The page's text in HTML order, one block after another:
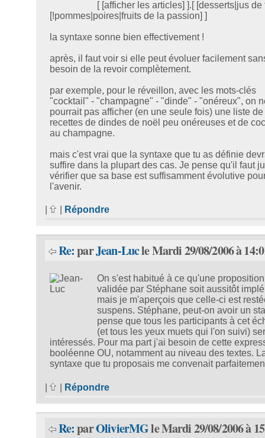
[ [afficher les articles] ].[ [desserts|jus de
[!pommes|poires|fruits de la passion] ]
la syntaxe sonne bien effectivement !
après, il faut voir si elle peut évoluer facilement
besoin de la revoir complètement.
par exemple, pour le réveillon, avec les mots-clés
"cocktail" - "champagne" - "dinde" - "onéreux", on
pourrait pas afficher (en une seule fois) une liste de
recettes de dindes de noël peu onéreuses et de
au champagne.
mais c'est vrai que la syntaxe que tu as définie
suffire dans la plupart des cas. Je pense qu'il faut
vérifier que sa base est suffisamment évolutive
l'avenir.
Répondre
Re:parJean-Lucle Mardi 29/08/2006 à
On s'est habitué à ce qu'une proposition
validée par Stéphane soit aussitôt
mais je m'aperçois que celle-ci est
suspens. Stéphane, peut-on avoir un
pense que tous les participants à cet
(et tous les yeux muets qui l'on suivi)
intéressés. Pour ma part j'ai besoin de cette
booléenne OU, notamment au niveau des textes.
syntaxe que tu proposais me convenait
Répondre
Re:parOlivierMGle Mardi 29/08/2006 à